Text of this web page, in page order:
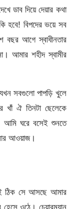
ডাব দিয়ে দেয়ার কথা
হবে! বিপদের ভয়ে সব
বছর আগে স্বাধীনতার
আমার শহীদ স্বামীর
সবগুলো পাপড়ি খুলে
খাঁ ঐ তিনটা ছেলেকে
আমি ঘরে বসেই শুনতে
আওয়াজ।
ঠিক সে আসছে আমার
ওঠে। চেয়ারম্যান